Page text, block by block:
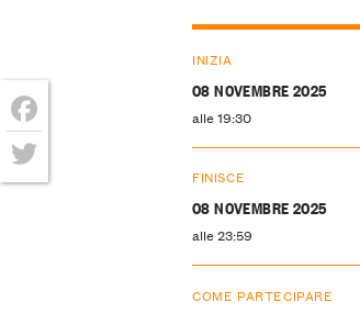
INIZIA
08 NOVEMBRE 2025
alle 19:30
FINISCE
08 NOVEMBRE 2025
alle 23:59
COME PARTECIPARE
Facebook
Twitter